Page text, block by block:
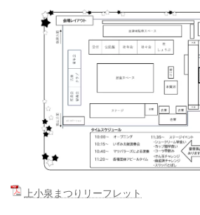
上小泉まつりリーフレット